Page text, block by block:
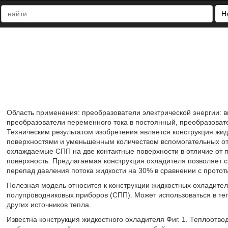
Область применения: преобразователи электрической
преобразователи переменного тока в постоянный,
Техническим результатом изобретения является конструкция
поверхностями и уменьшенным количеством вспомогательных
охлаждаемые СПП на две контактные поверхности в отличие от
поверхность. Предлагаемая конструкция охладителя
перепад давления потока жидкости на 30% в сравнении с
Полезная модель относится к конструкции жидкостных
полупроводниковых приборов (СПП). Может использоваться в
других источников тепла.
Известна конструкция жидкостного охладителя Фиг. 1.